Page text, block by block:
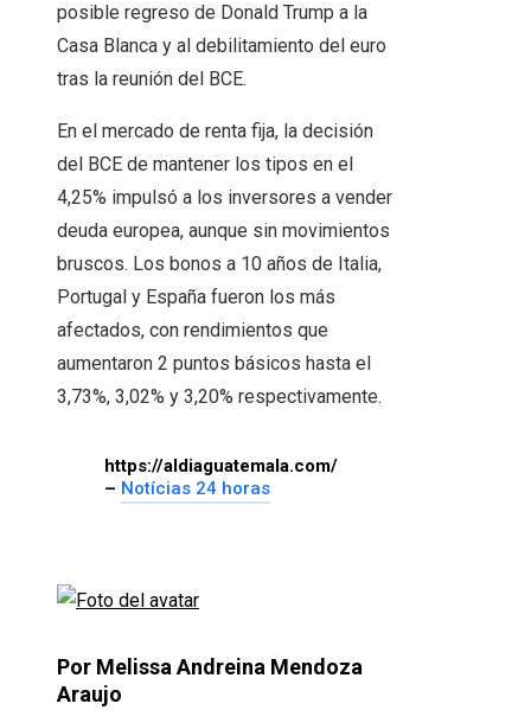
posible regreso de Donald Trump a la
Casa Blanca y al debilitamiento del euro
tras la reunión del BCE.
En el mercado de renta fija, la decisión
del BCE de mantener los tipos en el
4,25% impulsó a los inversores a vender
deuda europea, aunque sin movimientos
bruscos. Los bonos a 10 años de Italia,
Portugal y España fueron los más
afectados, con rendimientos que
aumentaron 2 puntos básicos hasta el
3,73%, 3,02% y 3,20% respectivamente.
https://aldiaguatemala.com/
– Notícias 24 horas
Por Melissa Andreina Mendoza
Araujo